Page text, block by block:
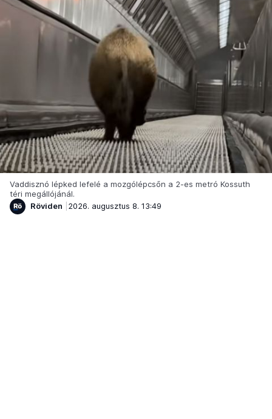
Vaddisznó lépked lefelé a mozgólépcsőn a 2-es metró Kossuth
téri megállójánál.
Röviden
2026. augusztus 8. 13:49